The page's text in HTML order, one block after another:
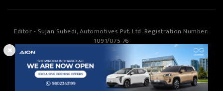
Editor - Sujan Subedi, Automotives Pvt. Ltd. Registration Number:
1091/075-76
©Copyright2026Automotives Pvt. LtdAll Rights Reserved.
Designed & Developed by
Smartway Learning Technologies